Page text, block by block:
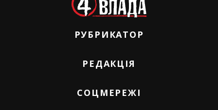
РУБРИКАТОР
РЕДАКЦІЯ
СОЦМЕРЕЖІ